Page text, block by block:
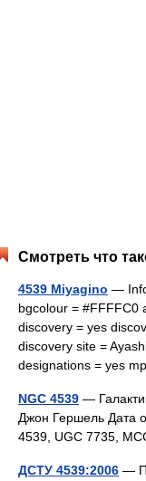
Смотреть что
4539 Miyagino —
bgcolour = #FFFFC0
discovery = yes
discovery site =
designations = yes
NGC 4539 —
Джон Гершель Дата
4539, UGC 7735,
ДСТУ 4539:2006 —